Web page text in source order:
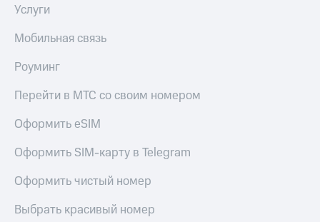
именных
Регистратор
Контакты
деловая этика
Услуги
Мобильная связь
Роуминг
Перейти в МТС со своим номером
Оформить eSIM
Оформить SIM-карту в Telegram
Оформить чистый номер
Выбрать красивый номер